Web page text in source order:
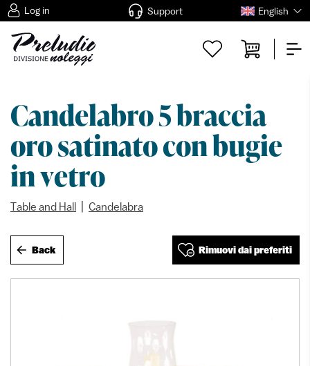
Log in Support English
Candelabro 5 braccia
oro satinato con bugie
in vetro
Table and Hall Candelabra
Back Rimuovi dai preferiti